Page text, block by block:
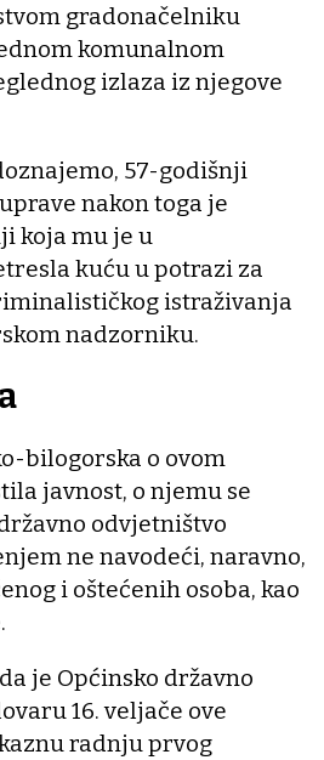
gradonačelniku
komunalnom
izlaza iz njegove
57-godišnji
nakon toga je
koja mu je u
kuću u potrazi za
istraživanja
nadzorniku.
bilogorska o ovom
javnost, o njemu se
odvjetništvo
ne navodeći, naravno,
i oštećenih osoba, kao
je Općinsko državno
16. veljače ove
radnju prvog